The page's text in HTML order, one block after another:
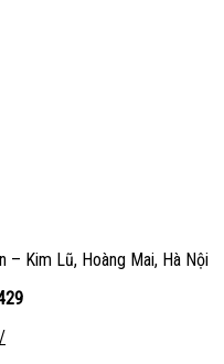
– Kim Lũ, Hoàng Mai, Hà Nội